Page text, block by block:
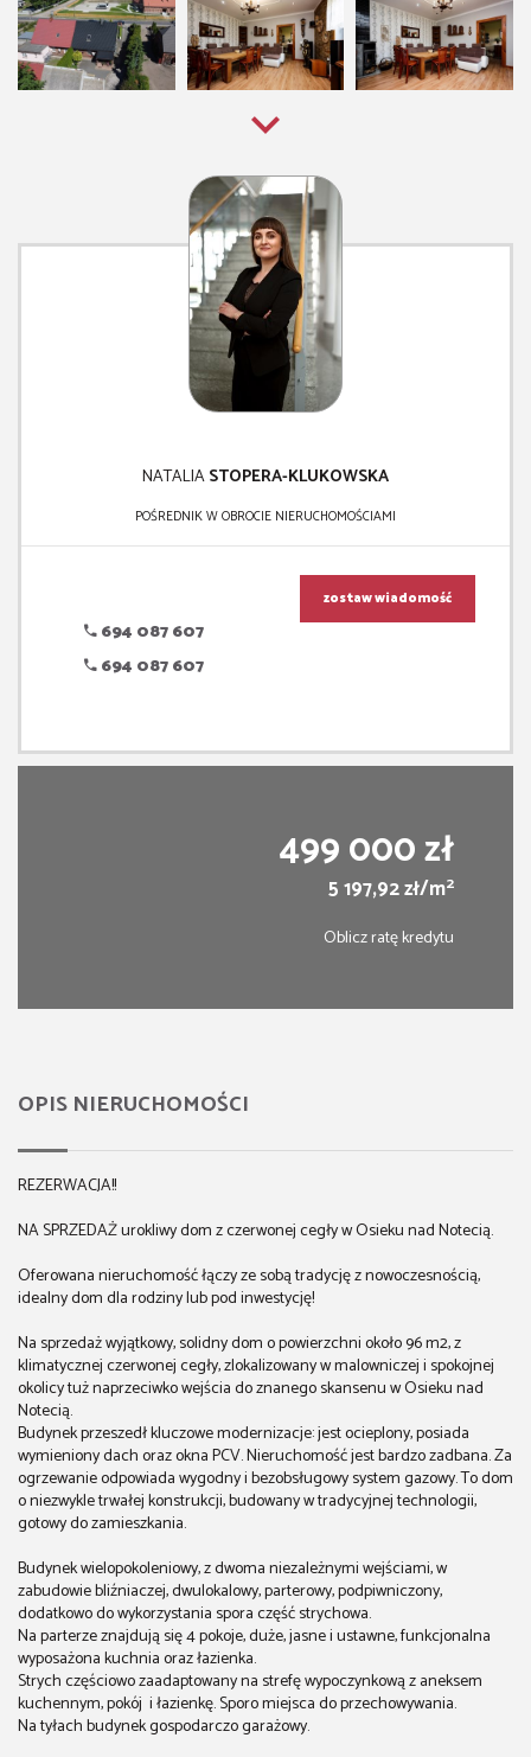
NATALIASTOPERA-KLUKOWSKA
POŚREDNIK W OBROCIE NIERUCHOMOŚCIAMI
694 087 607
694 087 607
zostaw wiadomość
499 000 zł
5 197,92 zł/m2
Oblicz ratę kredytu
OPIS NIERUCHOMOŚCI
REZERWACJA!!
NA SPRZEDAŻ urokliwy dom z czerwonej cegły w Osieku nad Notecią.
Oferowana nieruchomość łączy ze sobą tradycję z nowoczesnością,
idealny dom dla rodziny lub pod inwestycję!
Na sprzedaż wyjątkowy, solidny dom o powierzchni około 96 m2, z
klimatycznej czerwonej cegły, zlokalizowany w malowniczej i spokojnej
okolicy tuż naprzeciwko wejścia do znanego skansenu w Osieku nad
Notecią.
Budynek przeszedł kluczowe modernizacje: jest ocieplony, posiada
wymieniony dach oraz okna PCV. Nieruchomość jest bardzo zadbana. Za
ogrzewanie odpowiada wygodny i bezobsługowy system gazowy. To dom
o niezwykle trwałej konstrukcji, budowany w tradycyjnej technologii,
gotowy do zamieszkania.
Budynek wielopokoleniowy, z dwoma niezależnymi wejściami, w
zabudowie bliźniaczej, dwulokalowy, parterowy, podpiwniczony,
dodatkowo do wykorzystania spora część strychowa.
Na parterze znajdują się 4 pokoje, duże, jasne i ustawne, funkcjonalna
wyposażona kuchnia oraz łazienka.
Strych częściowo zaadaptowany na strefę wypoczynkową z aneksem
kuchennym, pokój i łazienkę. Sporo miejsca do przechowywania.
Na tyłach budynek gospodarczo garażowy.